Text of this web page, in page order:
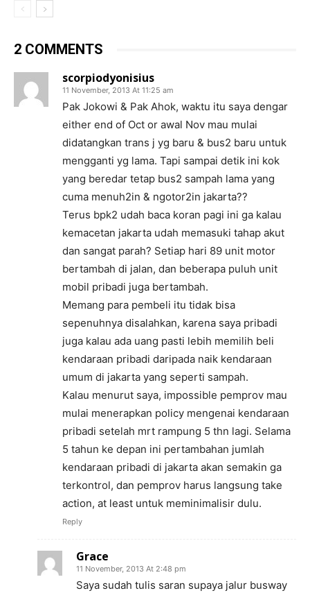
2 COMMENTS
scorpiodyonisius
11 November, 2013 At 11:25 am
Pak Jokowi & Pak Ahok, waktu itu saya dengar
either end of Oct or awal Nov mau mulai
didatangkan trans j yg baru & bus2 baru untuk
mengganti yg lama. Tapi sampai detik ini kok
yang beredar tetap bus2 sampah lama yang
cuma menuh2in & ngotor2in jakarta??
Terus bpk2 udah baca koran pagi ini ga kalau
kemacetan jakarta udah memasuki tahap akut
dan sangat parah? Setiap hari 89 unit motor
bertambah di jalan, dan beberapa puluh unit
mobil pribadi juga bertambah.
Memang para pembeli itu tidak bisa
sepenuhnya disalahkan, karena saya pribadi
juga kalau ada uang pasti lebih memilih beli
kendaraan pribadi daripada naik kendaraan
umum di jakarta yang seperti sampah.
Kalau menurut saya, impossible pemprov mau
mulai menerapkan policy mengenai kendaraan
pribadi setelah mrt rampung 5 thn lagi. Selama
5 tahun ke depan ini pertambahan jumlah
kendaraan pribadi di jakarta akan semakin ga
terkontrol, dan pemprov harus langsung take
action, at least untuk meminimalisir dulu.
Reply
Grace
11 November, 2013 At 2:48 pm
Saya sudah tulis saran supaya jalur busway